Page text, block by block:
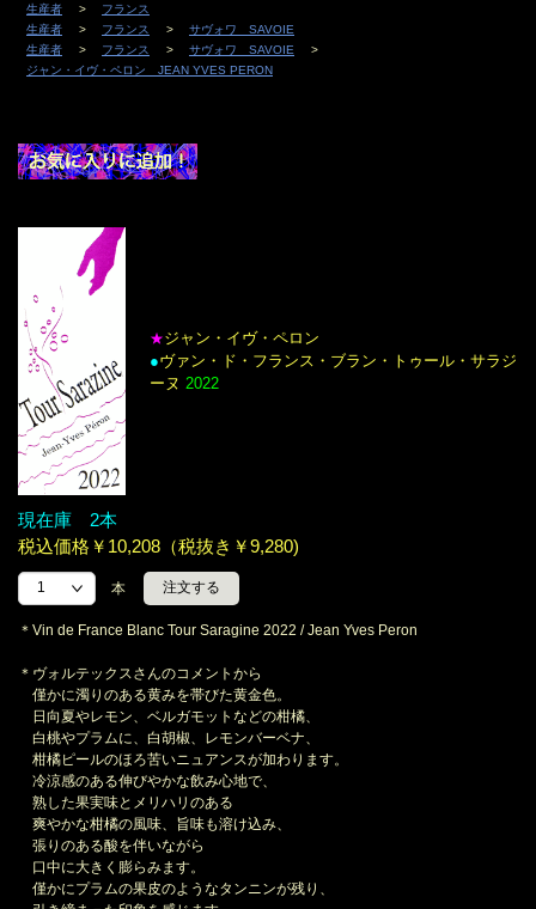
生産者
フランス
生産者
フランス
サヴォワ SAVOIE
生産者
フランス
サヴォワ SAVOIE
ジャン・イヴ・ペロン JEAN YVES PERON
★ジャン・イヴ・ペロン
●ヴァン・ド・フランス・ブラン・トゥール・サラジ
ーヌ 2022
現在庫 2本
税込価格￥10,208（税抜き￥9,280)
本
＊Vin de France Blanc Tour Saragine 2022 / Jean Yves Peron
＊ヴォルテックスさんのコメントから
僅かに濁りのある黄みを帯びた黄金色。
日向夏やレモン、ベルガモットなどの柑橘、
白桃やプラムに、白胡椒、レモンバーベナ、
柑橘ピールのほろ苦いニュアンスが加わります。
冷涼感のある伸びやかな飲み心地で、
熟した果実味とメリハリのある
爽やかな柑橘の風味、旨味も溶け込み、
張りのある酸を伴いながら
口中に大きく膨らみます。
僅かにプラムの果皮のようなタンニンが残り、